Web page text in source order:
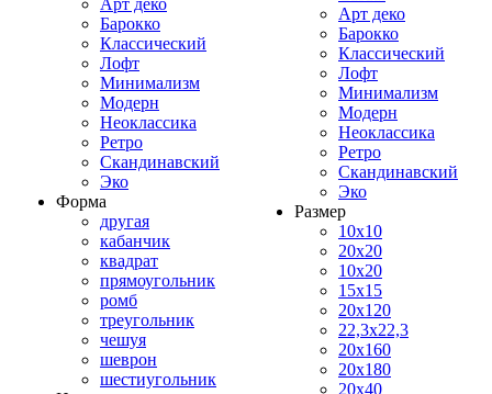
Арт деко
Барокко
Классический
Лофт
Минимализм
Модерн
Неоклассика
Ретро
Скандинавский
Эко
Форма
другая
кабанчик
квадрат
прямоугольник
ромб
треугольник
чешуя
шеврон
шестиугольник
Арт деко
Барокко
Классический
Лофт
Минимализм
Модерн
Неоклассика
Ретро
Скандинавский
Эко
Размер
10x10
20x20
10x20
15x15
20x120
22,3x22,3
20x160
20x180
20x40